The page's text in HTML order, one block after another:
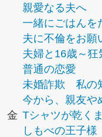
親愛なる夫へ
一緒にごはんを
夫に不倫をお願
夫婦と16歳～狂
普通の恋愛
未婚詐欺 私の
今から、親友や
金 Tシャツが乾く
しもべの王子様